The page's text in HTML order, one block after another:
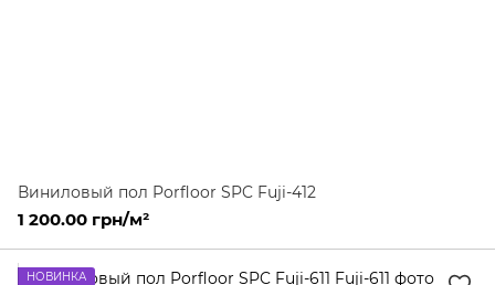
Виниловый пол Porfloor SPC Fuji-412
1 200.00 грн/м²
НОВИНКА